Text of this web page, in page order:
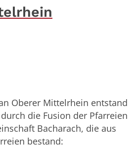
Oberer Mittelrhein entstand
die Fusion der Pfarreien
Bacharach, die aus
bestand: